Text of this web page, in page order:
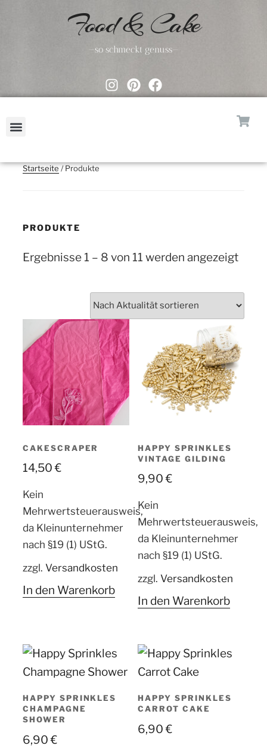
Food & Cake
—so schmeckt genuss—
Startseite/ Produkte
PRODUKTE
Ergebnisse 1 – 8 von 11 werden angezeigt
CAKESCRAPER
14,50€
Kein
Mehrwertsteuerausweis,
da Kleinunternehmer
nach §19 (1) UStG.
zzgl. Versandkosten
In den Warenkorb
HAPPY SPRINKLES
VINTAGE GILDING
9,90€
Kein
Mehrwertsteuerausweis,
da Kleinunternehmer
nach §19 (1) UStG.
zzgl.Versandkosten
In den Warenkorb
HAPPY SPRINKLES
CHAMPAGNE
SHOWER
6,90€
HAPPY SPRINKLES
CARROT CAKE
6,90€